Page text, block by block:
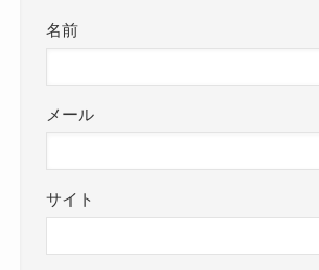
名前
メール
サイト